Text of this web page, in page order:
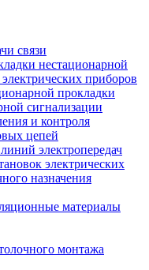
связи
нестационарной
приборов
прокладки
сигнализации
и контроля
цепей
электропередач
электрических
назначения
материалы
монтажа